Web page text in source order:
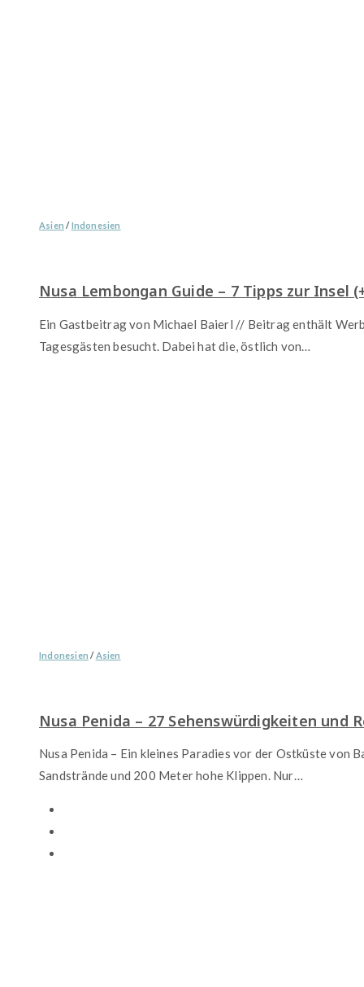
Asien /Indonesien
Nusa Lembongan Guide – 7 Tipps zur Insel
Ein Gastbeitrag von Michael Baierl // Beitrag enthält
Tagesgästen besucht. Dabei hat die, östlich von…
Indonesien /Asien
Nusa Penida – 27 Sehenswürdigkeiten und
Nusa Penida – Ein kleines Paradies vor der Ostküste
Sandstrände und 200 Meter hohe Klippen. Nur…